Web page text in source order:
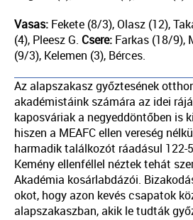
Vasas: Fekete (8/3), Olasz (12),
(4), Pleesz G. Csere: Farkas (18/9),
(9/3), Kelemen (3), Bérces.
Az alapszakasz győztesének
akadémistáink számára az idei
kaposváriak a negyeddöntőben is
hiszen a MEAFC ellen vereség
harmadik találkozót ráadásul 122-
Kemény ellenféllel néztek tehát
Akadémia kosárlabdázói.
okot, hogy azon kevés csapatok
alapszakaszban, akik le tudták